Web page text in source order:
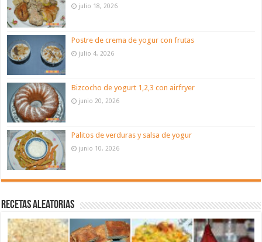
julio 18, 2026
Postre de crema de yogur con frutas
julio 4, 2026
Bizcocho de yogurt 1,2,3 con airfryer
junio 20, 2026
Palitos de verduras y salsa de yogur
junio 10, 2026
Recetas aleatorias